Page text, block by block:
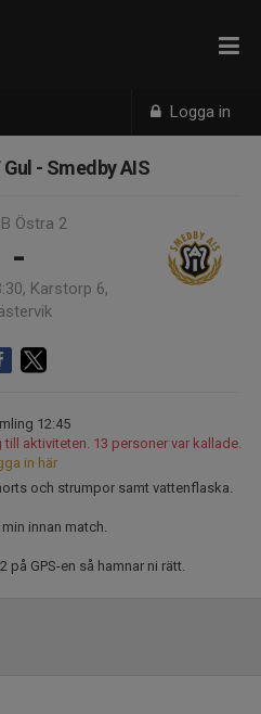
Logga in
- Smedby AIS
Östra 2
-
Karstorp 6,
12:45
aktiviteten. 13 personer var kallade.
in här
och strumpor samt vattenflaska.
innan match.
på GPS-en så hamnar ni rätt.